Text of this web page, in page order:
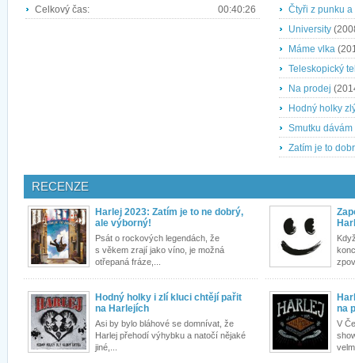
Celkový čas:
00:40:26
Čtyři z punku a
University
Máme vlka
Teleskopický
Na prodej
Hodný holky
Smutku
Zatím je to
RECENZE
Harlej 2023: Zatím je to ne dobrý,
ale výborný!
Psát o rockových legendách, že
s věkem zrají jako víno, je možná
otřepaná fráze,...
Hodný holky i zlí kluci chtějí pařit
na Harlejích
Asi by bylo bláhové se domnívat, že
Harlej přehodí výhybku a natočí nějaké
jiné,...
na
V